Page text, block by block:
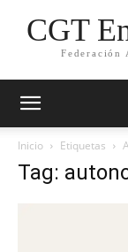
CGT
Federación
Inicio Etiquetas
Tag: